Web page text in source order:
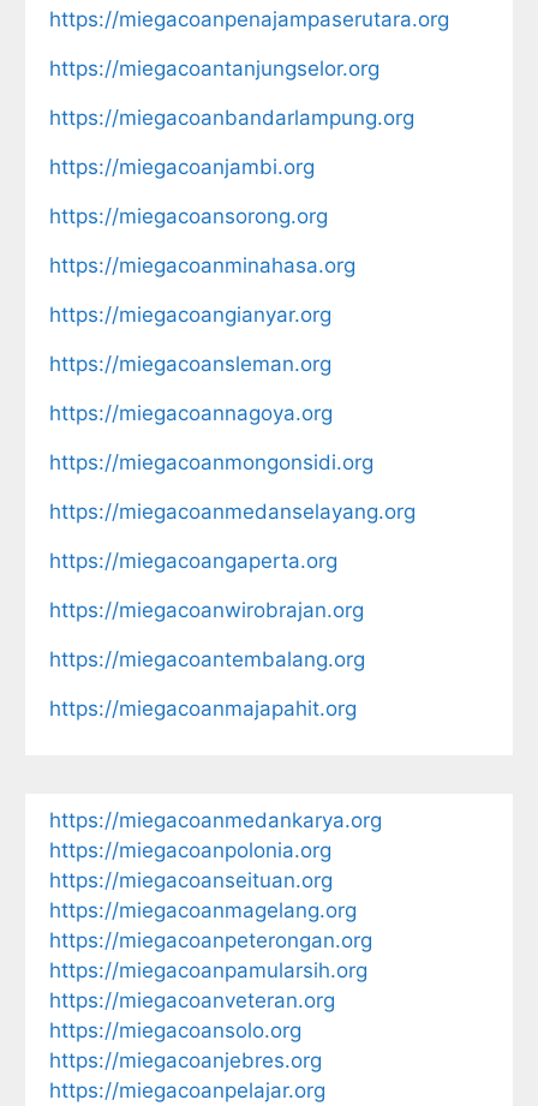
https://miegacoanpenajampaserutara.org
https://miegacoantanjungselor.org
https://miegacoanbandarlampung.org
https://miegacoanjambi.org
https://miegacoansorong.org
https://miegacoanminahasa.org
https://miegacoangianyar.org
https://miegacoansleman.org
https://miegacoannagoya.org
https://miegacoanmongonsidi.org
https://miegacoanmedanselayang.org
https://miegacoangaperta.org
https://miegacoanwirobrajan.org
https://miegacoantembalang.org
https://miegacoanmajapahit.org
https://miegacoanmedankarya.org
https://miegacoanpolonia.org
https://miegacoanseituan.org
https://miegacoanmagelang.org
https://miegacoanpeterongan.org
https://miegacoanpamularsih.org
https://miegacoanveteran.org
https://miegacoansolo.org
https://miegacoanjebres.org
https://miegacoanpelajar.org